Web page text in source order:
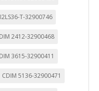
T-32900746
2412-32900468
3615-32900411
CDIM 5136-32900471